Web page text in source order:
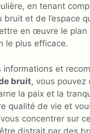
en tenant
et de l’espace
en œuvre le plan
le plus efficace.
informations et
bruit, vous pouvez
la paix et la
qualité de vie et
concentrer sur
distrait par des